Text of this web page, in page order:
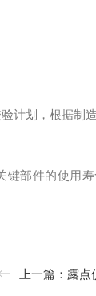
划，根据制造
部件的使用寿
上一篇： 露点仪